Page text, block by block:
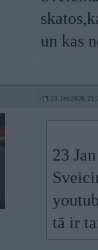
un kas
23. Jan 2020,
23
tā ir